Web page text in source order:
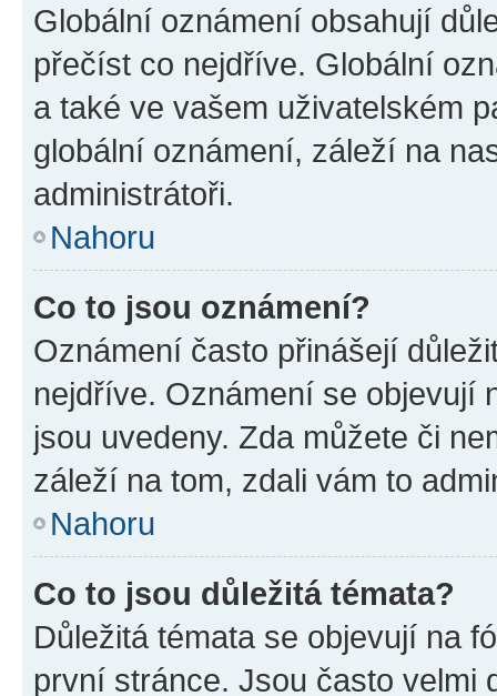
Globální oznámení obsahují
přečíst co nejdříve. Globální
a také ve vašem uživatelském
globální oznámení, záleží na
administrátoři.
Nahoru
Co to jsou oznámení?
Oznámení často přinášejí
nejdříve. Oznámení se objevují
jsou uvedeny. Zda můžete či
záleží na tom, zdali vám to
Nahoru
Co to jsou důležitá témata?
Důležitá témata se objevují na
první stránce. Jsou často velmi